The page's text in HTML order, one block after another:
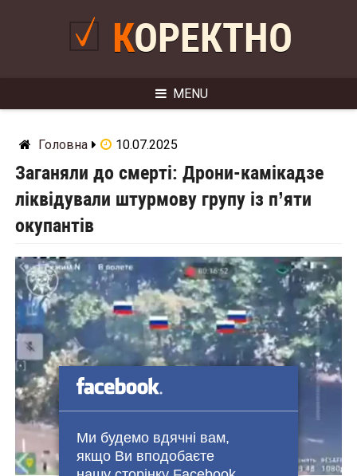
Ми будемо вдячні вам,
якщо Ви вподобаєте
КОРЕКТНО
MENU
Головна 10.07.2025
Заганяли до смерті: Дрони-камікадзе
ліквідували штурмову групу із п’яти
окупантів